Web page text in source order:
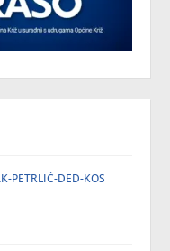
PETRLIĆ-DED-KOS